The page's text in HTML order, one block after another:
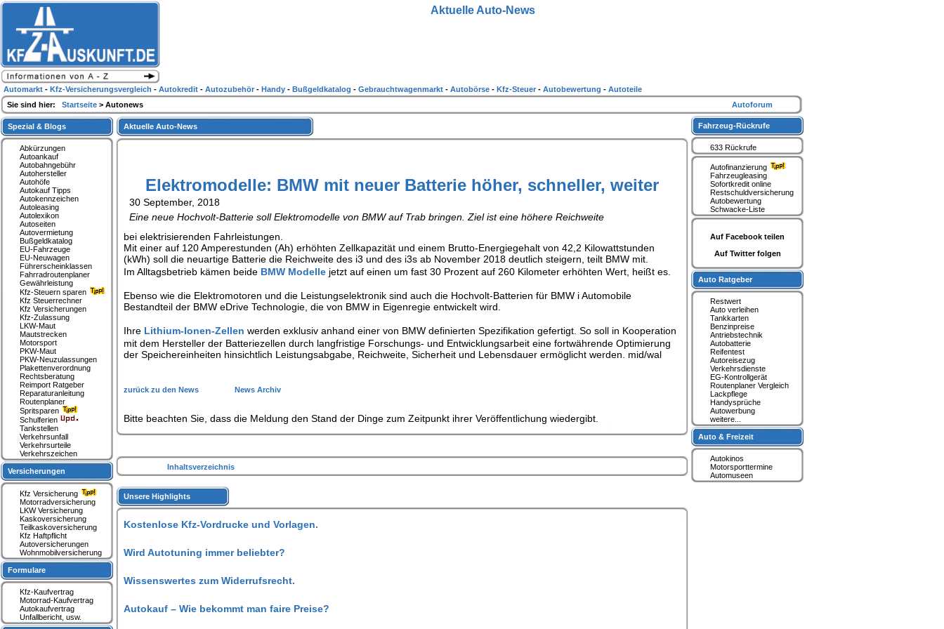
Aktuelle Auto-News
Elektromodelle: BMW mit neuer Batterie höher, schneller, weiter
30 September, 2018
Eine neue Hochvolt-Batterie soll Elektromodelle von BMW auf Trab bringen. Ziel ist eine höhere Reichweite
bei elektrisierenden Fahrleistungen.
Mit einer auf 120 Amperestunden (Ah) erhöhten Zellkapazität und einem Brutto-Energiegehalt von 42,2 Kilowattstunden
(kWh) soll die neuartige Batterie die Reichweite des i3 und des i3s ab November 2018 deutlich steigern, teilt BMW mit.
Im Alltagsbetrieb kämen beide BMW Modelle jetzt auf einen um fast 30 Prozent auf 260 Kilometer erhöhten Wert, heißt es.
Ebenso wie die Elektromotoren und die Leistungselektronik sind auch die Hochvolt-Batterien für BMW i Automobile
Bestandteil der BMW eDrive Technologie, die von BMW in Eigenregie entwickelt wird.
Ihre Lithium-Ionen-Zellen werden exklusiv anhand einer von BMW definierten Spezifikation gefertigt. So soll in Kooperation
mit dem Hersteller der Batteriezellen durch langfristige Forschungs- und Entwicklungsarbeit eine fortwährende Optimierung
der Speichereinheiten hinsichtlich Leistungsabgabe, Reichweite, Sicherheit und Lebensdauer ermöglicht werden. mid/wal
zurück zu den News News Archiv
Bitte beachten Sie, dass die Meldung den Stand der Dinge zum Zeitpunkt ihrer Veröffentlichung wiedergibt.
Inhaltsverzeichnis
Unsere Highlights
Kostenlose Kfz-Vordrucke und Vorlagen.
Wird Autotuning immer beliebter?
Wissenswertes zum Widerrufsrecht.
Autokauf – Wie bekommt man faire Preise?
Spezial & Blogs
Abkürzungen
Autoankauf
Autobahngebühr
Autohersteller
Autohöfe
Autokauf Tipps
Autokennzeichen
Autoleasing
Autolexikon
Autoseiten
Autovermietung
Bußgeldkatalog
EU-Fahrzeuge
EU-Neuwagen
Führerscheinklassen
Fahrradroutenplaner
Gewährleistung
Kfz-Steuern sparen
Kfz Steuerrechner
Kfz Versicherungen
Kfz-Zulassung
LKW-Maut
Mautstrecken
Motorsport
PKW-Maut
PKW-Neuzulassungen
Plakettenverordnung
Rechtsberatung
Reimport Ratgeber
Reparaturanleitung
Routenplaner
Spritsparen
Schulferien
Tankstellen
Verkehrsunfall
Verkehrsurteile
Verkehrszeichen
Versicherungen
Kfz Versicherung
Motorradversicherung
LKW Versicherung
Kaskoversicherung
Teilkaskoversicherung
Kfz Haftpflicht
Autoversicherungen
Wohnmobilversicherung
Formulare
Kfz-Kaufvertrag
Motorrad-Kaufvertrag
Autokaufvertrag
Unfallbericht, usw.
Fahrzeug-Rückrufe
633 Rückrufe
Autofinanzierung
Fahrzeugleasing
Sofortkredit online
Restschuldversicherung
Autobewertung
Schwacke-Liste
Auf Facebook teilen
Auf Twitter folgen
Auto Ratgeber
Restwert
Auto verleihen
Tankkarten
Benzinpreise
Antriebstechnik
Autobatterie
Reifentest
Autoreisezug
Verkehrsdienste
EG-Kontrollgerät
Routenplaner Vergleich
Lackpflege
Handysprüche
Autowerbung
weitere...
Auto & Freizeit
Autokinos
Motorsporttermine
Automuseen
Aktuelle Auto-News
Automarkt - Kfz-Versicherungsvergleich - Autokredit - Autozubehör - Handy - Bußgeldkatalog - Gebrauchtwagenmarkt - Autobörse - Kfz-Steuer - Autobewertung - Autoteile
Sie sind hier: Startseite > Autonews Autoforum